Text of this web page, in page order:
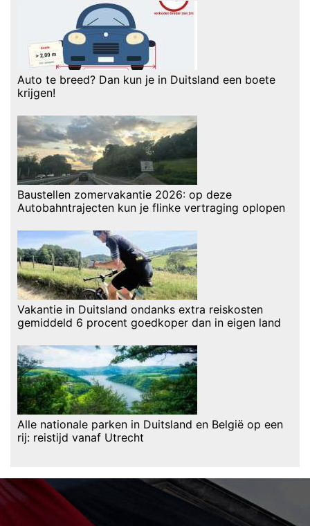
Auto te breed? Dan kun je in Duitsland een boete
krijgen!
Baustellen zomervakantie 2026: op deze
Autobahntrajecten kun je flinke vertraging oplopen
Vakantie in Duitsland ondanks extra reiskosten
gemiddeld 6 procent goedkoper dan in eigen land
Alle nationale parken in Duitsland en België op een
rij: reistijd vanaf Utrecht